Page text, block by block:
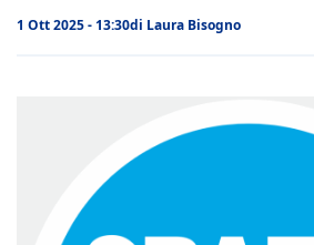
1 Ott 2025 - 13:30di Laura Bisogno